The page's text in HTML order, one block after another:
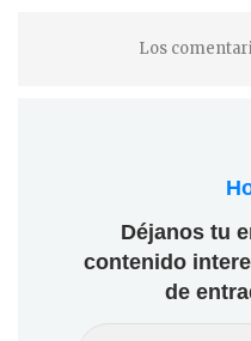
Los
Déjanos tu
contenido
de